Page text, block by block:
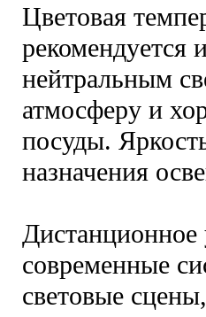
Цветовая
рекомендуется
нейтральным
атмосферу и
посуды.
назначения
Дистанционное
современные
световые